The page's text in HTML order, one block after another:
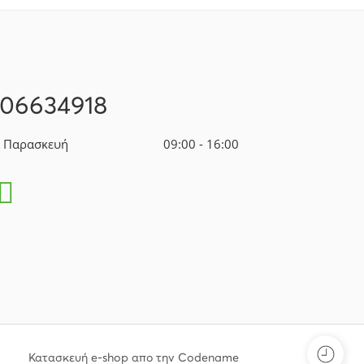
Παρασκευή 09:00 - 16:00
Κατασκευή e-shop απο την Codename